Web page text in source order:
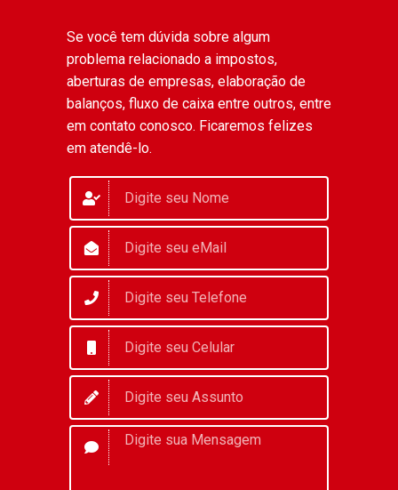
Se você tem dúvida sobre algum
problema relacionado a impostos,
aberturas de empresas, elaboração de
balanços, fluxo de caixa entre outros, entre
em contato conosco. Ficaremos felizes
em atendê-lo.